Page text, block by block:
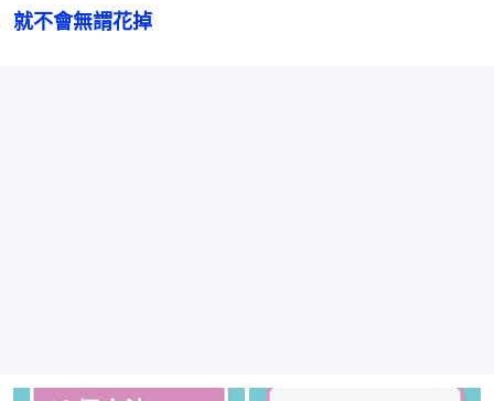
就不會無謂花掉